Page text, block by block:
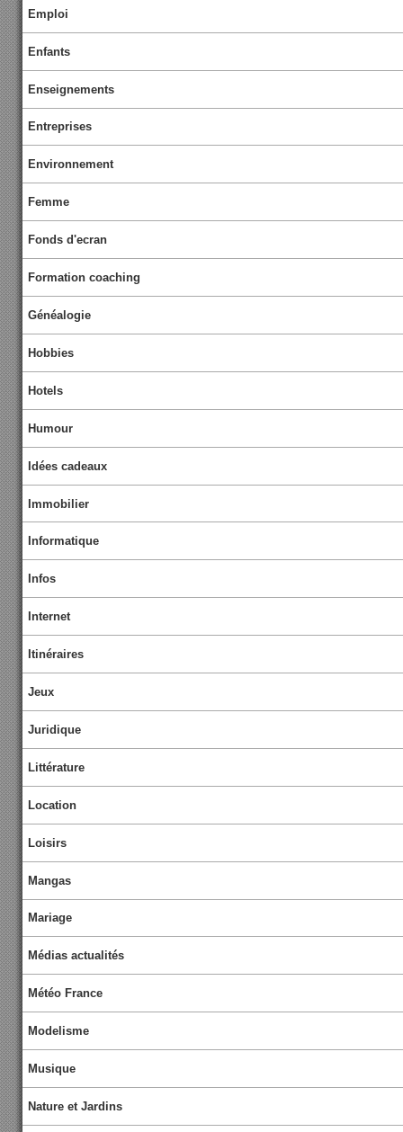
Emploi
Enfants
Enseignements
Entreprises
Environnement
Femme
Fonds d'ecran
Formation coaching
Généalogie
Hobbies
Hotels
Humour
Idées cadeaux
Immobilier
Informatique
Infos
Internet
Itinéraires
Jeux
Juridique
Littérature
Location
Loisirs
Mangas
Mariage
Médias actualités
Météo France
Modelisme
Musique
Nature et Jardins